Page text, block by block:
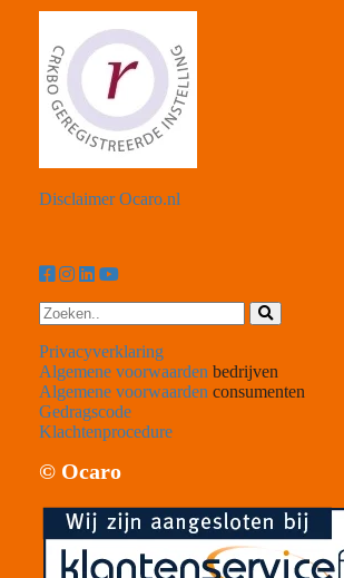
Disclaimer Ocaro.nl
Privacyverklaring
Algemene voorwaarden bedrijven
Algemene voorwaarden consumenten
Gedragscode
Klachtenprocedure
© Ocaro